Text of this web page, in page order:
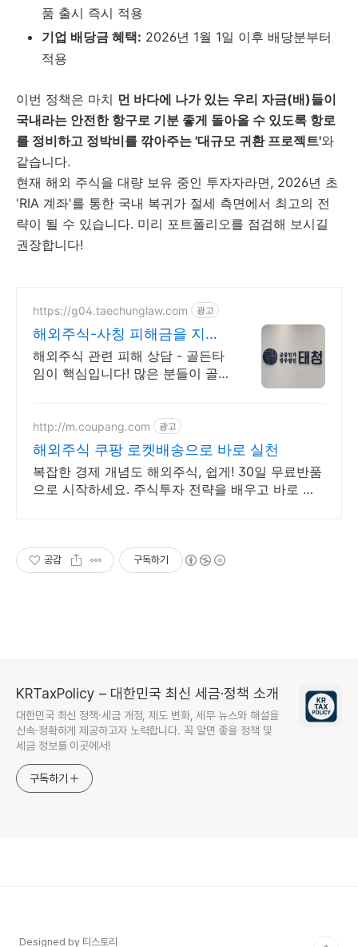
품 출시 즉시 적용
기업 배당금 혜택: 2026년 1월 1일 이후 배당분부터
적용
이번 정책은 마치 먼 바다에 나가 있는 우리 자금(배)들이
국내라는 안전한 항구로 기분 좋게 돌아올 수 있도록 항로
를 정비하고 정박비를 깎아주는 '대규모 귀환 프로젝트'와
같습니다.
현재 해외 주식을 대량 보유 중인 투자자라면, 2026년 초
'RIA 계좌'를 통한 국내 복귀가 절세 측면에서 최고의 전
략이 될 수 있습니다. 미리 포트폴리오를 점검해 보시길
권장합니다!
https://g04.taechunglaw.com 광고
해외주식-사칭 피해금을 지킬
마지막 기회
해외주식 관련 피해 상담 - 골든타
임이 핵심입니다! 많은 분들이 골
http://m.coupang.com 광고
해외주식 쿠팡 로켓배송으로 바로 실천
복잡한 경제 개념도 해외주식, 쉽게! 30일 무료반품
으로 시작하세요. 주식투자 전략을 배우고 바로 실
공감 구독하기
KRTaxPolicy – 대한민국 최신 세금·정책 소개
대한민국 최신 정책·세금 개정, 제도 변화, 세무 뉴스와 해설을
신속·정확하게 제공하고자 노력합니다. 꼭 알면 좋을 정책 및
세금 정보를 이곳에서!
구독하기
Designed by 티스토리